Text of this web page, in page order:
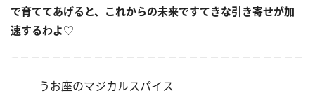
で育ててあげると、これからの未来ですてきな引き寄せが加
速するわよ♡
うお座のマジカルスパイス